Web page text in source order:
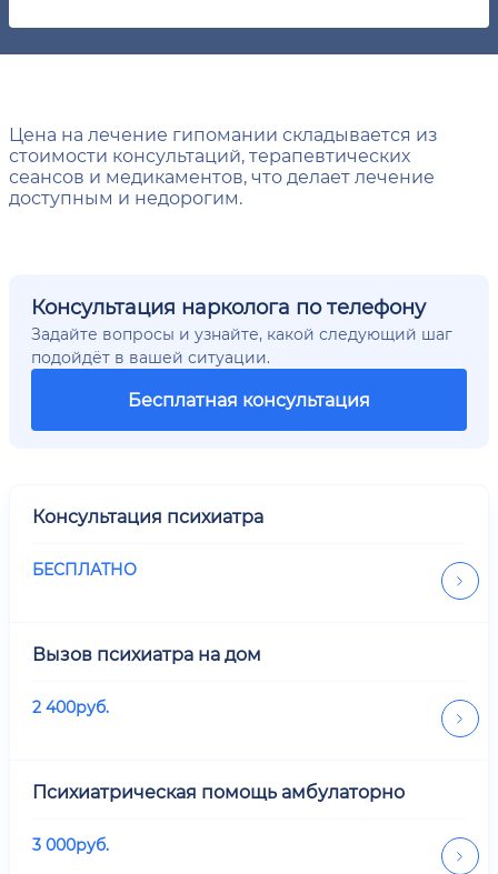
Цена на лечение гипомании складывается из
стоимости консультаций, терапевтических
сеансов и медикаментов, что делает лечение
доступным и недорогим.
Консультация нарколога по телефону
Задайте вопросы и узнайте, какой следующий шаг
подойдёт в вашей ситуации.
Бесплатная консультация
Консультация психиатра
БЕСПЛАТНО
Вызов психиатра на дом
2 400руб.
Психиатрическая помощь амбулаторно
3 000руб.